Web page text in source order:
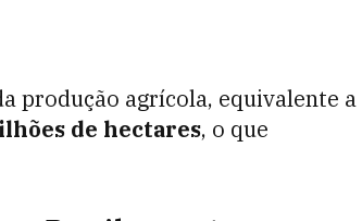
produção agrícola, equivalente a
de hectares, o que